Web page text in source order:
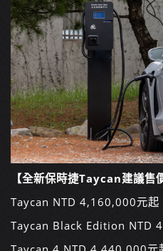
【全新保時捷Taycan建議售
Taycan NTD 4,160,000元起
Taycan Black Edition NTD